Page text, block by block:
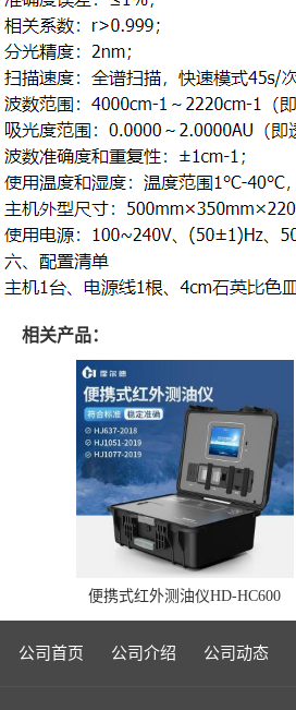
相关产品：
便携式红外测油仪HD-HC600
公司首页 公司介绍 公司动态